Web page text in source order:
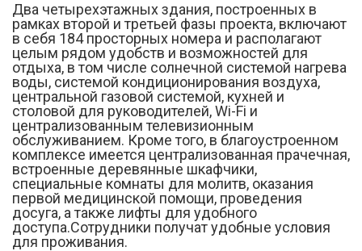
Два четырехэтажных здания, построенных в
рамках второй и третьей фазы проекта, включают
в себя 184 просторных номера и располагают
целым рядом удобств и возможностей для
отдыха, в том числе солнечной системой нагрева
воды, системой кондиционирования воздуха,
центральной газовой системой, кухней и
столовой для руководителей, Wi-Fi и
централизованным телевизионным
обслуживанием. Кроме того, в благоустроенном
комплексе имеется централизованная прачечная,
встроенные деревянные шкафчики,
специальные комнаты для молитв, оказания
первой медицинской помощи, проведения
досуга, а также лифты для удобного
доступа.Сотрудники получат удобные условия
для проживания.